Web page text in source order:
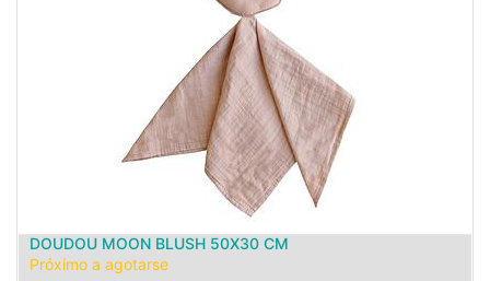
DOUDOU MOON BLUSH 50X30 CM
Próximo a agotarse